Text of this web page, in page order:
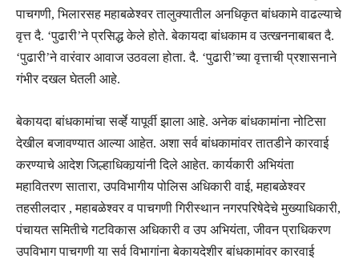
पाचगणी, भिलारसह महाबळेश्वर तालुक्यातील अनधिकृत बांधकामे वाढल्याचे
वृत्त दै. ‘पुढारी’ने प्रसिद्ध केले होते. बेकायदा बांधकाम व उत्खननाबाबत दै.
‘पुढारी’ने वारंवार आवाज उठवला होता. दै. ‘पुढारी’च्या वृत्ताची प्रशासनाने
गंभीर दखल घेतली आहे.
बेकायदा बांधकामांचा सर्व्हे यापूर्वी झाला आहे. अनेक बांधकामांना नोटिसा
देखील बजावण्यात आल्या आहेत. अशा सर्व बांधकामांवर तातडीने कारवाई
करण्याचे आदेश जिल्हाधिकार्‍यांनी दिले आहेत. कार्यकारी अभियंता
महावितरण सातारा, उपविभागीय पोलिस अधिकारी वाई, महाबळेश्वर
तहसीलदार , महाबळेश्वर व पाचगणी गिरीस्थान नगरपरिषेदेचे मुख्याधिकारी,
पंचायत समितीचे गटविकास अधिकारी व उप अभियंता, जीवन प्राधिकरण
उपविभाग पाचगणी या सर्व विभागांना बेकायदेशीर बांधकामांवर कारवाई